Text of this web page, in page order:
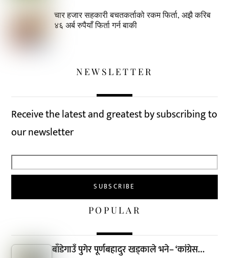
चार हजार सहकारी बचतकर्ताको रकम फिर्ता, अझै करिब
४६ अर्ब रुपैयाँ फिर्ता गर्न बाकी
NEWSLETTER
Receive the latest and greatest by subscribing to
our newsletter
POPULAR
बाँडेगाउँ पुगेर पूर्णबहादुर खड्काले भने– ‘कांग्रेस…